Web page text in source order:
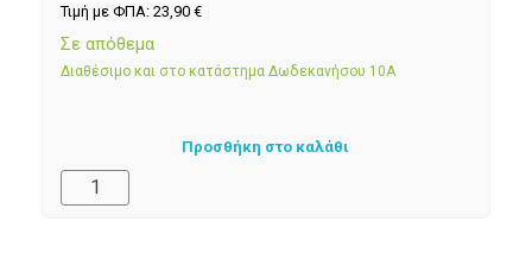
Τιμή με ΦΠΑ: 23,90 €
Σε απόθεμα
Διαθέσιμο και στο κατάστημα Δωδεκανήσου 10Α
Προσθήκη στο καλάθι